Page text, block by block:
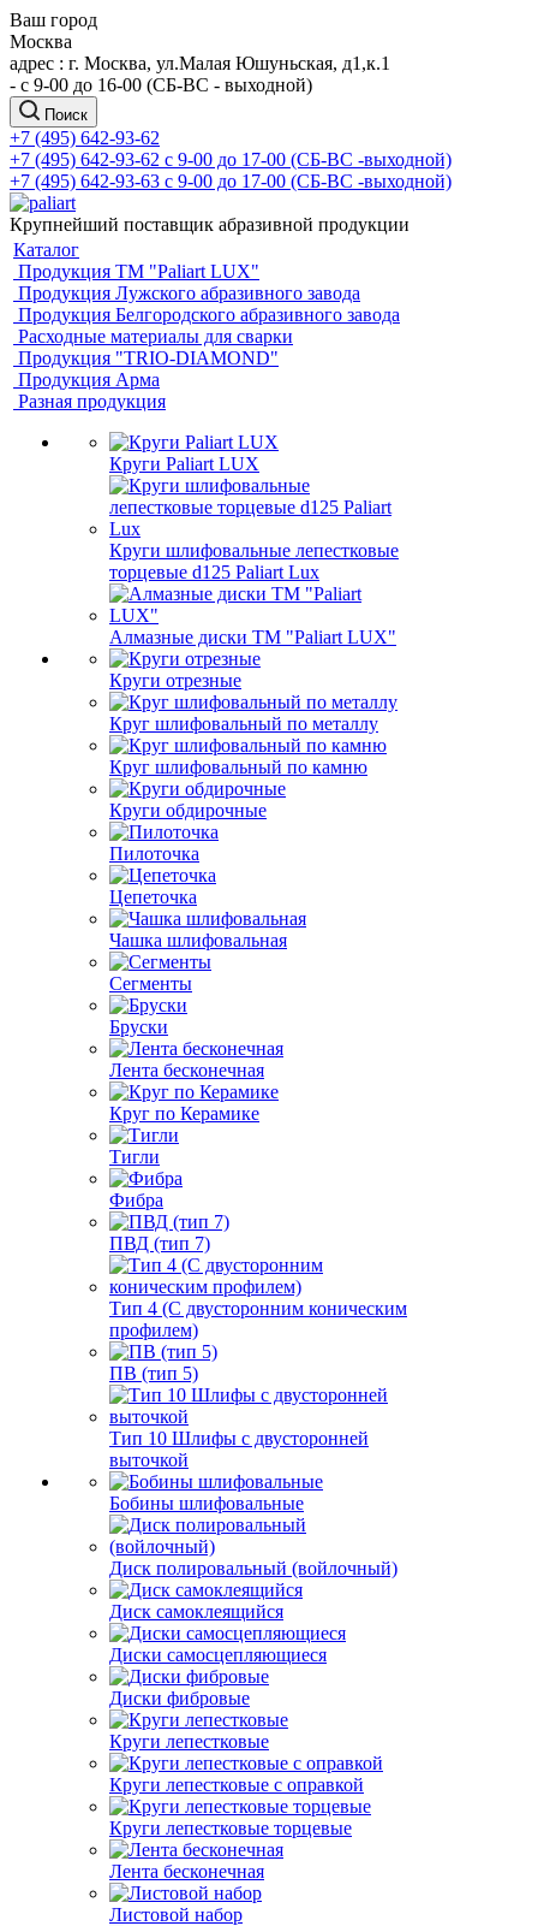
Ваш город
Москва
адрес : г. Москва, ул.Малая Юшуньская, д1,к.1
- c 9-00 до 16-00 (СБ-ВС - выходной)
Поиск
+7 (495) 642-93-62
+7 (495) 642-93-62 c 9-00 до 17-00 (СБ-ВС -выходной)
+7 (495) 642-93-63 c 9-00 до 17-00 (СБ-ВС -выходной)
Крупнейший поставщик абразивной продукции
Каталог
Продукция ТМ "Paliart LUX"
Продукция Лужского абразивного завода
Продукция Белгородского абразивного завода
Расходные материалы для сварки
Продукция "TRIO-DIAMOND"
Продукция Арма
Разная продукция
Круги Paliart LUX
Круги шлифовальные лепестковые
торцевые d125 Paliart Lux
Алмазные диски ТМ "Paliart LUX"
Круги отрезные
Круг шлифовальный по металлу
Круг шлифовальный по камню
Круги обдирочные
Пилоточка
Цепеточка
Чашка шлифовальная
Сегменты
Бруски
Лента бесконечная
Круг по Керамике
Тигли
Фибра
ПВД (тип 7)
Тип 4 (С двусторонним коническим
профилем)
ПВ (тип 5)
Тип 10 Шлифы с двусторонней
выточкой
Бобины шлифовальные
Диск полировальный (войлочный)
Диск самоклеящийся
Диски самосцепляющиеся
Диски фибровые
Круги лепестковые
Круги лепестковые с оправкой
Круги лепестковые торцевые
Лента бесконечная
Листовой набор